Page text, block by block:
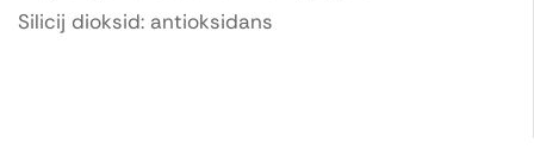
Silicij dioksid: antioksidans